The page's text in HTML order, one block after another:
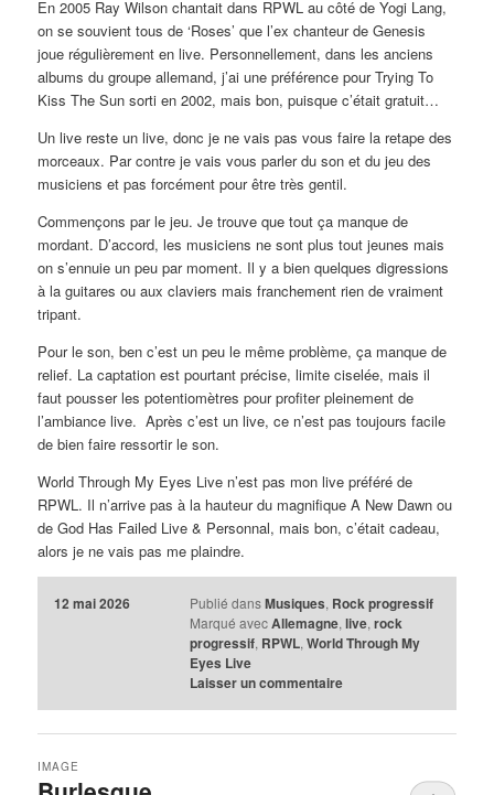
En 2005 Ray Wilson chantait dans RPWL au côté de Yogi Lang,
on se souvient tous de ‘Roses’ que l’ex chanteur de Genesis
joue régulièrement en live. Personnellement, dans les anciens
albums du groupe allemand, j’ai une préférence pour Trying To
Kiss The Sun sorti en 2002, mais bon, puisque c’était gratuit…
Un live reste un live, donc je ne vais pas vous faire la retape des
morceaux. Par contre je vais vous parler du son et du jeu des
musiciens et pas forcément pour être très gentil.
Commençons par le jeu. Je trouve que tout ça manque de
mordant. D’accord, les musiciens ne sont plus tout jeunes mais
on s’ennuie un peu par moment. Il y a bien quelques digressions
à la guitares ou aux claviers mais franchement rien de vraiment
tripant.
Pour le son, ben c’est un peu le même problème, ça manque de
relief. La captation est pourtant précise, limite ciselée, mais il
faut pousser les potentiomètres pour profiter pleinement de
l’ambiance live. Après c’est un live, ce n’est pas toujours facile
de bien faire ressortir le son.
World Through My Eyes Live n’est pas mon live préféré de
RPWL. Il n’arrive pas à la hauteur du magnifique A New Dawn ou
de God Has Failed Live & Personnal, mais bon, c’était cadeau,
alors je ne vais pas me plaindre.
12 mai 2026 Publié dans Musiques, Rock progressif
Marqué avec Allemagne, live, rock
progressif, RPWL, World Through My
Eyes Live
Laisser un commentaire
IMAGE